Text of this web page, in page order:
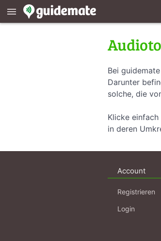
menu
Bei
Darunter
solche, die
Klicke
in deren
Account
Registrieren
Login